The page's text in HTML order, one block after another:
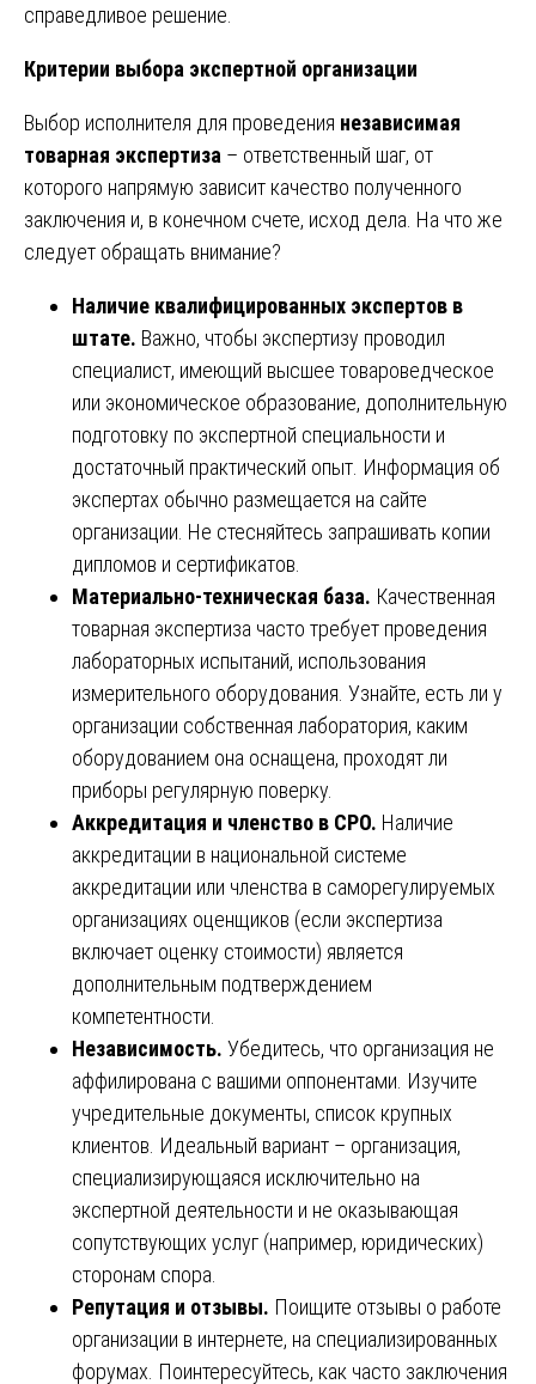
справедливое решение.
Критерии выбора экспертной организации
Выбор исполнителя для проведения независимая
товарная экспертиза – ответственный шаг, от
которого напрямую зависит качество полученного
заключения и, в конечном счете, исход дела. На что же
следует обращать внимание?
Наличие квалифицированных экспертов в
штате. Важно, чтобы экспертизу проводил
специалист, имеющий высшее товароведческое
или экономическое образование, дополнительную
подготовку по экспертной специальности и
достаточный практический опыт. Информация об
экспертах обычно размещается на сайте
организации. Не стесняйтесь запрашивать копии
дипломов и сертификатов.
Материально-техническая база. Качественная
товарная экспертиза часто требует проведения
лабораторных испытаний, использования
измерительного оборудования. Узнайте, есть ли у
организации собственная лаборатория, каким
оборудованием она оснащена, проходят ли
приборы регулярную поверку.
Аккредитация и членство в СРО. Наличие
аккредитации в национальной системе
аккредитации или членства в саморегулируемых
организациях оценщиков (если экспертиза
включает оценку стоимости) является
дополнительным подтверждением
компетентности.
Независимость. Убедитесь, что организация не
аффилирована с вашими оппонентами. Изучите
учредительные документы, список крупных
клиентов. Идеальный вариант – организация,
специализирующаяся исключительно на
экспертной деятельности и не оказывающая
сопутствующих услуг (например, юридических)
сторонам спора.
Репутация и отзывы. Поищите отзывы о работе
организации в интернете, на специализированных
форумах. Поинтересуйтесь, как часто заключения